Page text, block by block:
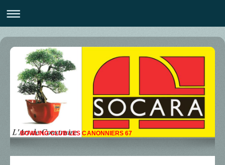
BOWLING CLUB LES CANONNIERS 67